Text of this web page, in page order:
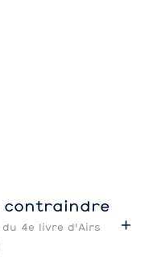
4e livre d'Airs